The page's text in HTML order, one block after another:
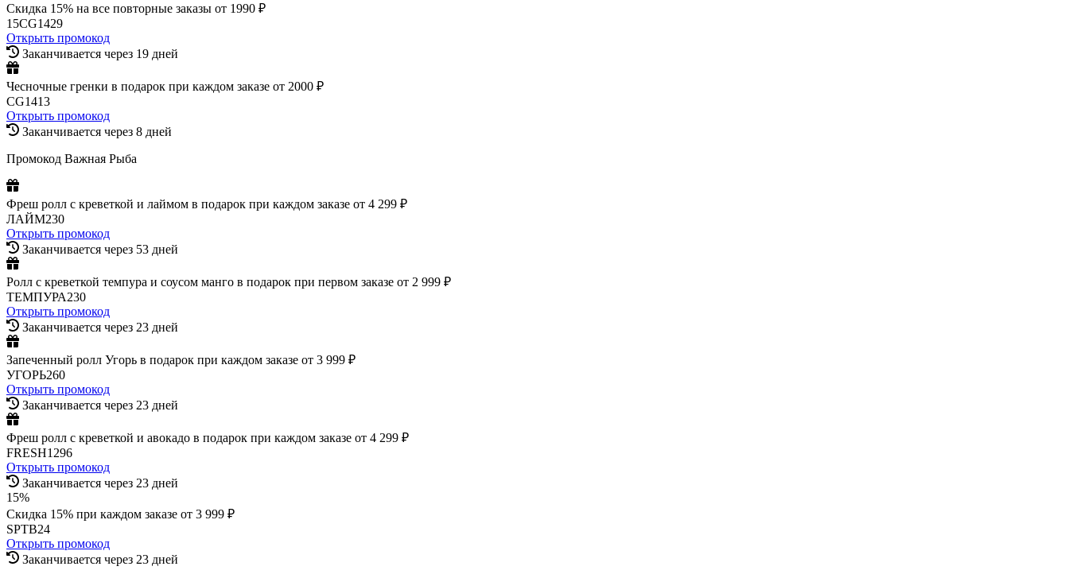
Скидка 15% на все повторные заказы от 1990 ₽
15CG1429
Открыть промокод
Заканчивается через 19 дней
Чесночные гренки в подарок при каждом заказе от 2000 ₽
CG1413
Открыть промокод
Заканчивается через 8 дней
Промокод Важная Рыба
Фреш ролл с креветкой и лаймом в подарок при каждом заказе от 4 299 ₽
ЛАЙМ230
Открыть промокод
Заканчивается через 53 дней
Ролл с креветкой темпура и соусом манго в подарок при первом заказе от 2 999 ₽
ТЕМПУРА230
Открыть промокод
Заканчивается через 23 дней
Запеченный ролл Угорь в подарок при каждом заказе от 3 999 ₽
УГОРЬ260
Открыть промокод
Заканчивается через 23 дней
Фреш ролл с креветкой и авокадо в подарок при каждом заказе от 4 299 ₽
FRESH1296
Открыть промокод
Заканчивается через 23 дней
15%
Скидка 15% при каждом заказе от 3 999 ₽
SPTB24
Открыть промокод
Заканчивается через 23 дней